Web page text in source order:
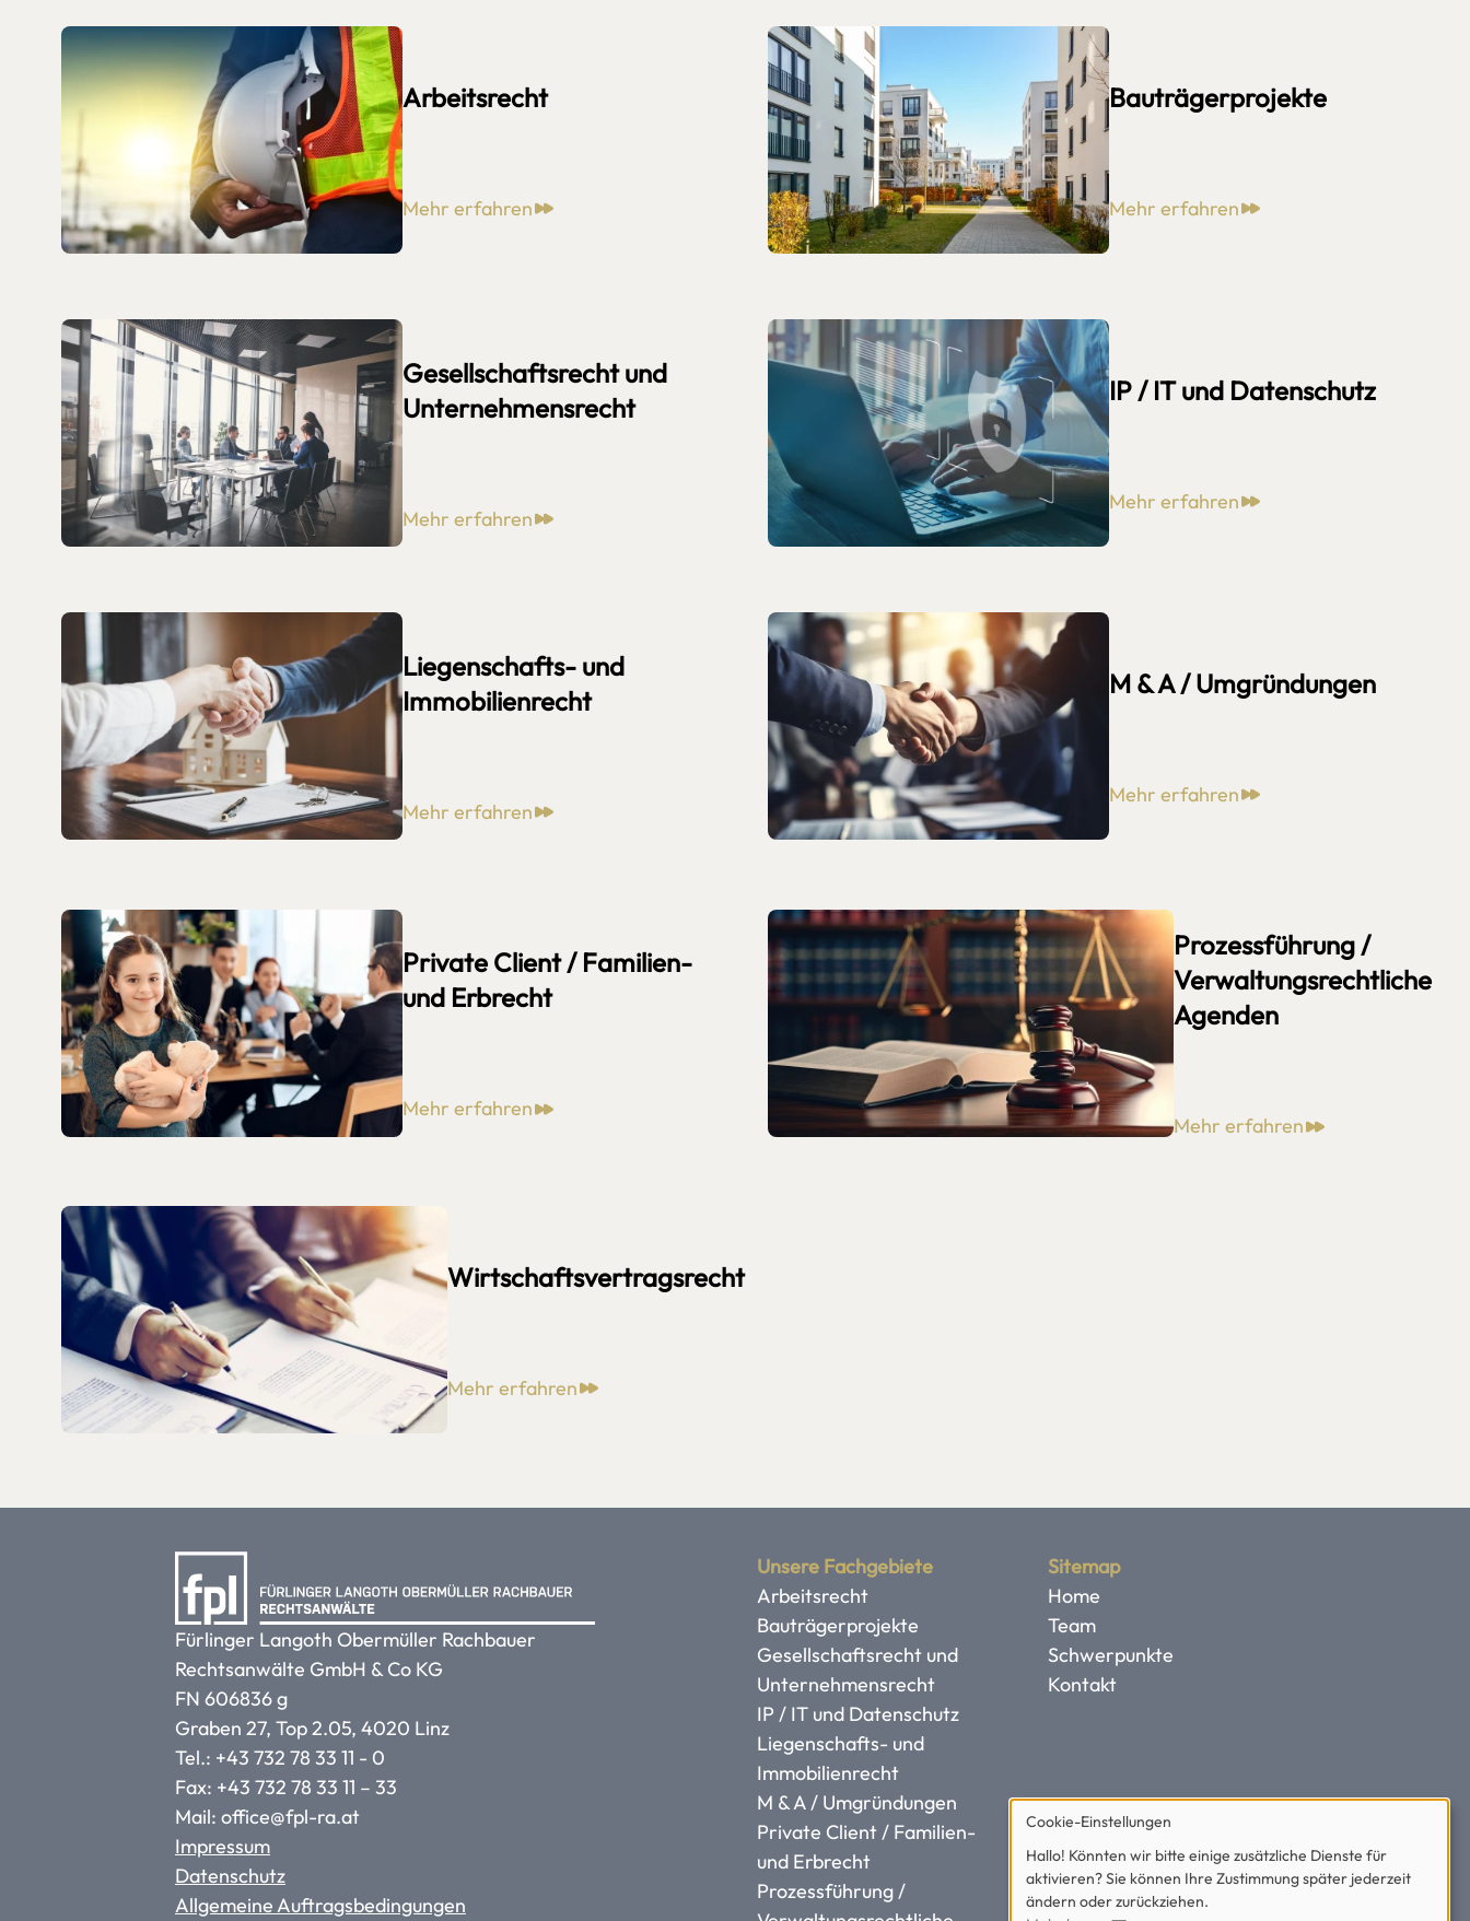
Arbeitsrecht
Mehr erfahren
Bauträgerprojekte
Mehr erfahren
Gesellschaftsrecht und
Unternehmensrecht
Mehr erfahren
IP / IT und Datenschutz
Mehr erfahren
Liegenschafts- und
Immobilienrecht
Mehr erfahren
M & A / Umgründungen
Mehr erfahren
Private Client / Familien-
und Erbrecht
Mehr erfahren
Prozessführung /
Verwaltungsrechtliche
Agenden
Mehr erfahren
Wirtschaftsvertragsrecht
Mehr erfahren
Fürlinger Langoth Obermüller Rachbauer
Rechtsanwälte GmbH & Co KG
FN 606836 g
Graben 27, Top 2.05, 4020 Linz
Tel.: +43 732 78 33 11 - 0
Fax: +43 732 78 33 11 – 33
Mail: office@fpl-ra.at
Impressum
Datenschutz
Allgemeine Auftragsbedingungen
Unsere Fachgebiete
Arbeitsrecht
Bauträgerprojekte
Gesellschaftsrecht und
Unternehmensrecht
IP / IT und Datenschutz
Liegenschafts- und
Immobilienrecht
M & A / Umgründungen
Private Client / Familien-
und Erbrecht
Prozessführung /
Sitemap
Home
Team
Schwerpunkte
Kontakt
Cookie-Einstellungen
Hallo! Könnten wir bitte einige zusätzliche Dienste für
aktivieren? Sie können Ihre Zustimmung später jederzeit
ändern oder zurückziehen.